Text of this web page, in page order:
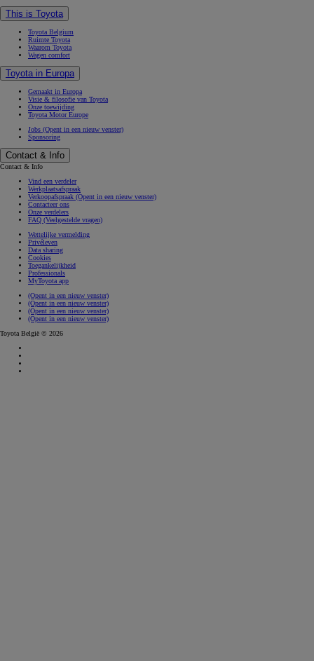
This is Toyota
Toyota Belgium
Ruimte Toyota
Waarom Toyota
Wagen comfort
Toyota in Europa
Gemaakt in Europa
Visie & filosofie van Toyota
Onze toewijding
Toyota Motor Europe
Jobs (Opent in een nieuw venster)
Sponsoring
Contact & Info
Contact & Info
Vind een verdeler
Werkplaatsafspraak
Verkoopafspraak (Opent in een nieuw venster)
Contacteer ons
Onze verdelers
FAQ (Veelgestelde vragen)
Wettelijke vermelding
Privéleven
Data sharing
Cookies
Toegankelijkheid
Professionals
MyToyota app
(Opent in een nieuw venster)
(Opent in een nieuw venster)
(Opent in een nieuw venster)
(Opent in een nieuw venster)
Toyota België © 2026